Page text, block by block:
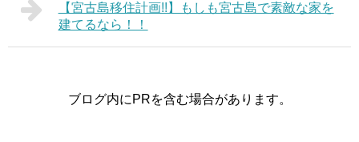
【宮古島移住計画!!】もしも宮古島で素敵な家を
建てるなら！！
ブログ内にPRを含む場合があります。